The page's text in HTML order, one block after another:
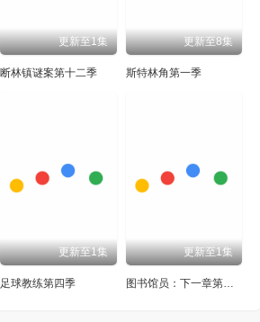
更新至1集
断林镇谜案第十二季
更新至8集
斯特林角第一季
更新至1集
足球教练第四季
更新至1集
图书馆员：下一章第二季